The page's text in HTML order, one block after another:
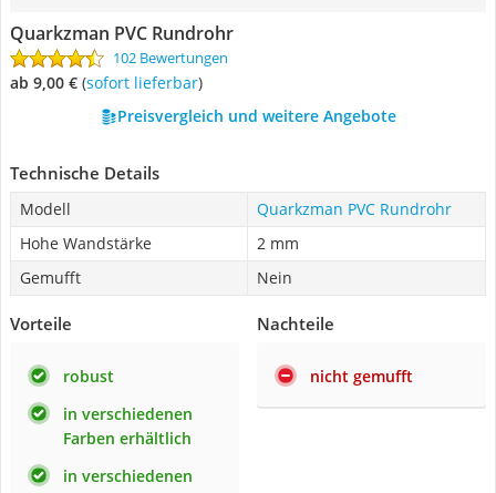
Quarkzman PVC Rundrohr
102 Bewertungen
ab 9,00 € ( Sofort lieferbar)
Preisvergleich und weitere Angebote
Technische Details
Modell
Quarkzman PVC Rundrohr
Hohe Wandstärke
2 mm
Gemufft
Nein
Vorteile
robust
in verschiedenen
Farben erhältlich
in verschiedenen
Nachteile
nicht gemufft